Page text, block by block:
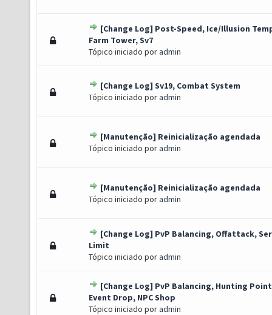
[Change Log] Post-Speed, Ice/Illusion
Farm Tower, Sv7
Tópico iniciado poradmin
- 1 de 5 em média
45
[Change Log] Sv19, Combat System
Tópico iniciado poradmin
- 3 de 5 em média
45
[Manutenção] Reinicialização agendada
Tópico iniciado poradmin
- 1 de 5 em média
45
[Manutenção] Reinicialização agendada
Tópico iniciado poradmin
- 0 de 5 em média
45
[Change Log] PvP Balancing, Offattack,
Limit
Tópico iniciado poradmin
- 0 de 5 em média
45
[Change Log] PvP Balancing, Hunting
Event Drop, NPC Shop
Tópico iniciado poradmin
- 0 de 5 em média
45